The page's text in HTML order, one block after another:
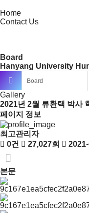
Home
Contact Us
Board
Hanyang University
Board
Gallery
2021년 2월 류환택 박사
페이지 정보
최고관리자
0건
27,027회
본문